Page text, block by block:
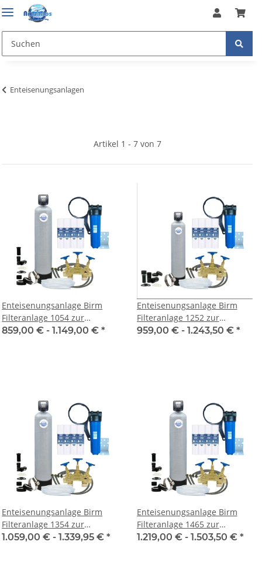
Enteisenungsanlagen
Artikel 1 - 7 von 7
Enteisenungsanlage Birm
Filteranlage 1054 zur
Enteisenung von Trink- und
859,00 € -1.149,00 €*
Enteisenungsanlage Birm
Filteranlage 1252 zur
Enteisenung von Trink- und
959,00 € - 1.243,50 € *
Enteisenungsanlage Birm
Filteranlage 1354 zur
Enteisenung von Trink- und
1.059,00 € -1.339,95 €*
Enteisenungsanlage Birm
Filteranlage 1465 zur
Enteisenung von Trink- und
1.219,00 € - 1.503,50 € *